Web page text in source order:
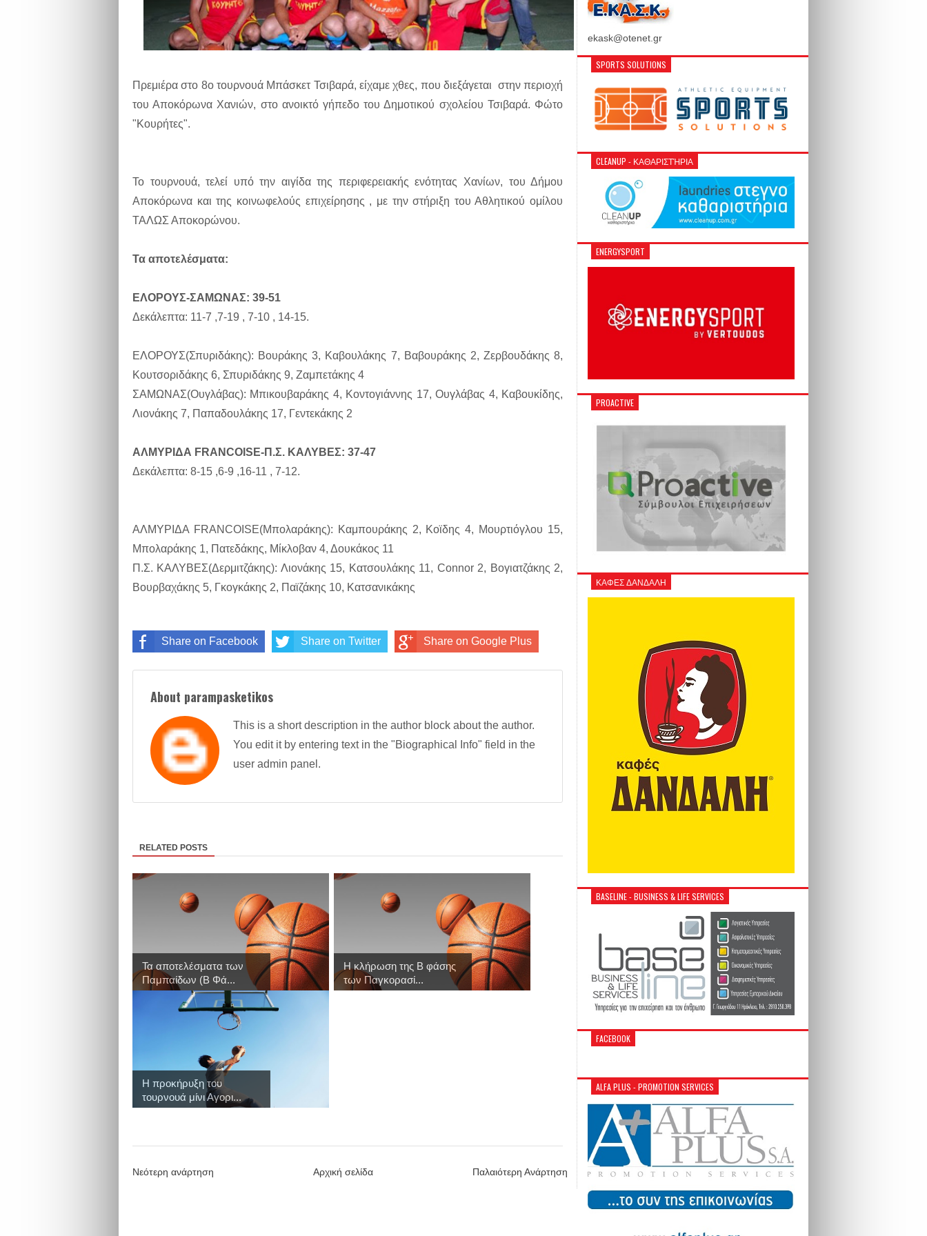
Πρεμιέρα στο 8ο τουρνουά Μπάσκετ Τσιβαρά, είχαμε χθες, που διεξάγεται στην περιοχή
του Αποκόρωνα Χανιών, στο ανοικτό γήπεδο του Δημοτικού σχολείου Τσιβαρά. Φώτο
"Κουρήτες".
Το τουρνουά, τελεί υπό την αιγίδα της περιφερειακής ενότητας Χανίων, του Δήμου
Αποκόρωνα και της κοινωφελούς επιχείρησης , με την στήριξη του Αθλητικού ομίλου
ΤΑΛΩΣ Αποκορώνου.
Τα αποτελέσματα:
ΕΛΟΡΟΥΣ-ΣΑΜΩΝΑΣ: 39-51
Δεκάλεπτα: 11-7 ,7-19 , 7-10 , 14-15.
ΕΛΟΡΟΥΣ(Σπυριδάκης): Βουράκης 3, Καβουλάκης 7, Βαβουράκης 2, Ζερβουδάκης 8,
Κουτσοριδάκης 6, Σπυριδάκης 9, Ζαμπετάκης 4
ΣΑΜΩΝΑΣ(Ουγλάβας): Μπικουβαράκης 4, Κοντογιάννης 17, Ουγλάβας 4, Καβουκίδης,
Λιονάκης 7, Παπαδουλάκης 17, Γεντεκάκης 2
ΑΛΜΥΡΙΔΑ FRANCOISE-Π.Σ. ΚΑΛΥΒΕΣ: 37-47
Δεκάλεπτα: 8-15 ,6-9 ,16-11 , 7-12.
ΑΛΜΥΡΙΔΑ FRANCOISE(Μπολαράκης): Καμπουράκης 2, Κοϊδης 4, Μουρτιόγλου 15,
Μπολαράκης 1, Πατεδάκης, Μίκλοβαν 4, Δουκάκος 11
Π.Σ. ΚΑΛΥΒΕΣ(Δερμιτζάκης): Λιονάκης 15, Κατσουλάκης 11, Connor 2, Βογιατζάκης 2,
Βουρβαχάκης 5, Γκογκάκης 2, Παϊζάκης 10, Κατσανικάκης
Share on Facebook Share on Twitter Share on Google Plus
About parampasketikos
This is a short description in the author block about the author.
You edit it by entering text in the "Biographical Info" field in the
user admin panel.
RELATED POSTS
Τα αποτελέσματα των
Παμπαίδων (Β Φά...
Η κλήρωση της Β φάσης
των Παγκορασί...
Η προκήρυξη του
τουρνουά μίνι Αγορι...
Νεότερη ανάρτηση Παλαιότερη Ανάρτηση
Αρχική σελίδα
ekask@otenet.gr
SPORTS SOLUTIONS
CLEANUP - ΚΑΘΑΡΙΣΤΉΡΙΑ
ENERGYSPORT
PROACTIVE
ΚΑΦΕΣ ΔΑΝΔΑΛΗ
BASELINE - BUSINESS & LIFE SERVICES
FACEBOOK
ALFA PLUS - PROMOTION SERVICES